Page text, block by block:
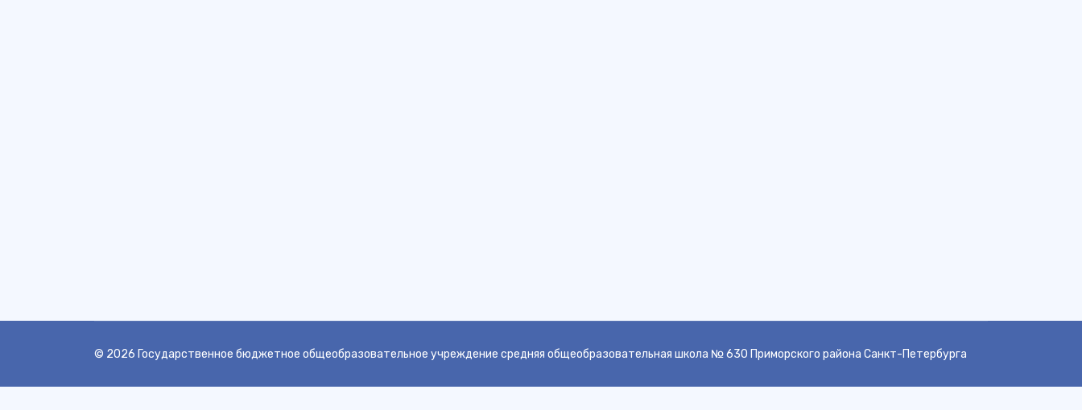
© 2026 Государственное бюджетное общеобразовательное учреждение средняя общеобразовательная школа № 630 Приморского района Санкт-Петербурга